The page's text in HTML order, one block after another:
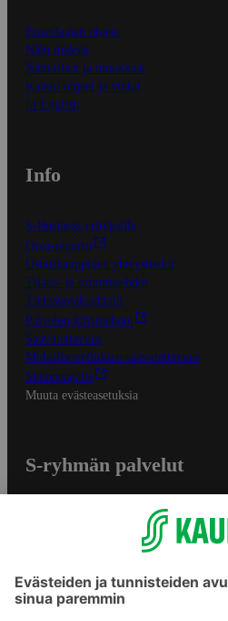
Ensitilaajan ohjeet
Näin maksat
Näin tilaat ja muokkaat
Kaikki ohjeet ja vinkit
In English
Info
S-Business yrityksille
Oiva-raportit
Osuuskauppojen yhteystiedot
Tilaus- ja toimitusehdot
Tietosuojakäytäntö
Palvelun käyttöehdot
Saavutettavuus
Mobiilisovelluksen saavutettavuus
Mainostajalle
Muuta evästeasetuksia
S-ryhmän palvelut
S-ostoslista -sovellus
Prisma.fi
Sokos.fi